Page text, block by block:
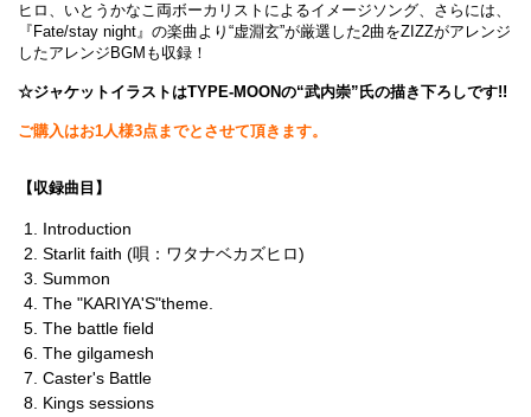
ヒロ、いとうかなこ両ボーカリストによるイメージソング、さらには、
『Fate/stay night』の楽曲より“虚淵玄”が厳選した2曲をZIZZがアレンジ
したアレンジBGMも収録！
☆ジャケットイラストはTYPE-MOONの“武内崇”氏の描き下ろしです!!
ご購入はお1人様3点までとさせて頂きます。
【収録曲目】
Introduction
Starlit faith (唄：ワタナベカズヒロ)
Summon
The "KARIYA'S"theme.
The battle field
The gilgamesh
Caster's Battle
Kings sessions